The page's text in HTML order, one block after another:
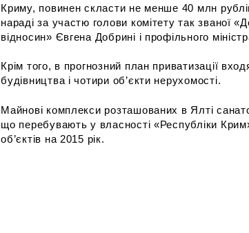
Криму, повинен скласти не менше 40 млн
нараді за участю голови комітету так званої
відносин» Євгена Добрині і профільного
Крім того, в прогнозний план приватизації
будівництва і чотири об’єкти нерухомості.
Майнові комплекси розташованих в Ялті
що перебувають у власності «Республіки
об’єктів на 2015 рік.